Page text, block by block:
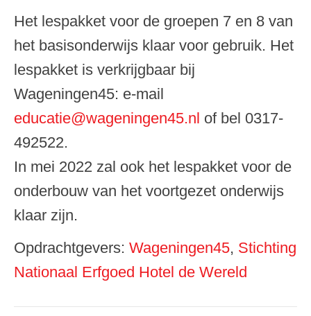
Het lespakket voor de groepen 7 en 8 van
het basisonderwijs klaar voor gebruik. Het
lespakket is verkrijgbaar bij
Wageningen45: e-mail
educatie@wageningen45.nl of bel 0317-
492522.
In mei 2022 zal ook het lespakket voor de
onderbouw van het voortgezet onderwijs
klaar zijn.
Opdrachtgevers: Wageningen45, Stichting
Nationaal Erfgoed Hotel de Wereld